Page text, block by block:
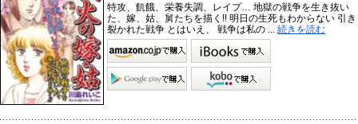
特攻、飢餓、栄養失調、レイプ… 地獄の戦争を生き抜い
た、嫁、姑、舅たちを描く!! 明日の生死もわからない 引き
裂かれた戦争 とはいえ、 戦争は私の ...続きを読む